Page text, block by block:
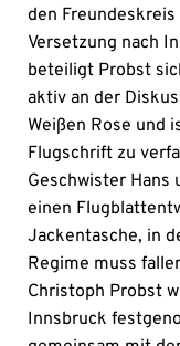
den
Versetzung nach
beteiligt Probst
aktiv an der
Weißen Rose und
Flugschrift zu
Geschwister Hans
einen
Jackentasche, in
Regime muss
Christoph Probst
Innsbruck